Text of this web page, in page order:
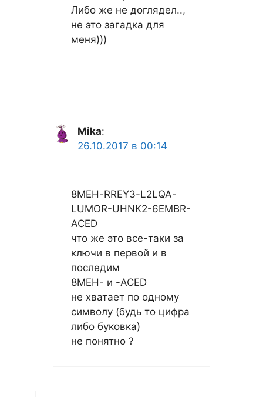
Либо же не доглядел..,
не это загадка для
меня)))
Mika:
26.10.2017 в 00:14
8MEH-RREY3-L2LQA-
LUMOR-UHNK2-6EMBR-
ACED
что же это все-таки за
ключи в первой и в
последим
8MEH- и -ACED
не хватает по одному
символу (будь то цифра
либо буковка)
не понятно ?